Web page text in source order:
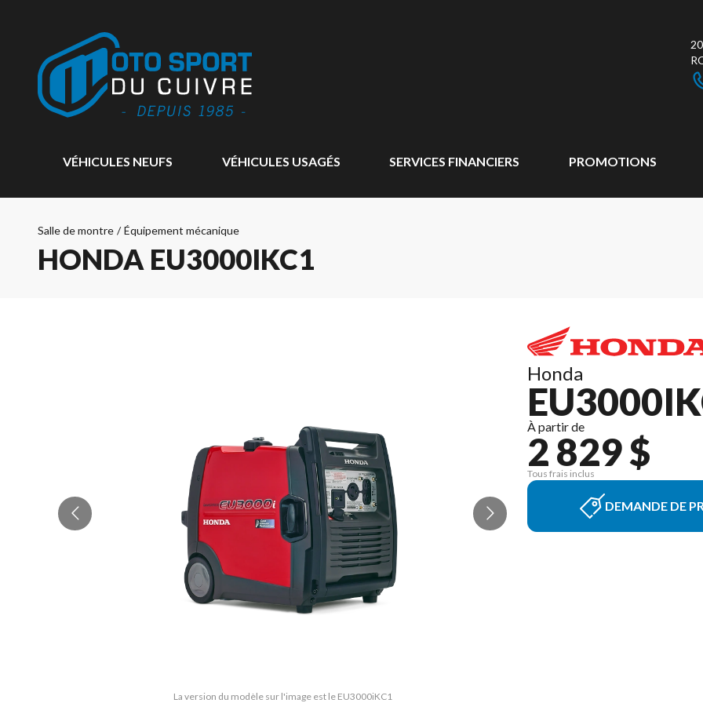
VÉHICULES NEUFS VÉHICULES USAGÉS SERVICES FINANCIERS PROMOTIONS
Salle de montre / Équipement mécanique
HONDA EU3000IKC1
La version du modèle sur l'image est le EU3000iKC1
Honda
À partir de
2 829 $
Tous frais inclus
DEMANDE DE